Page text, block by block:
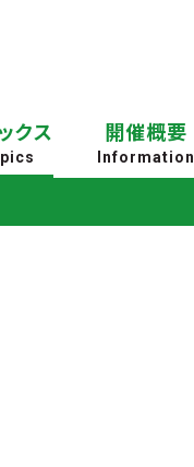
クス 開催概要
Information